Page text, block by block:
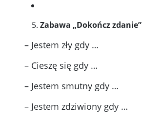
Zabawa „Dokończ zdanie”
– Jestem zły gdy …
– Cieszę się gdy …
– Jestem smutny gdy …
– Jestem zdziwiony gdy …